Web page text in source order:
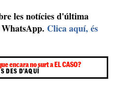
les notícies d'última
Clica aquí, és
encara no surt a EL CASO?
DES D'AQUÍ